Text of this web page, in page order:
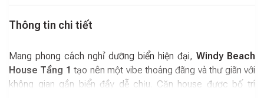
Thông tin chi tiết
Mang phong cách nghỉ dưỡng biển hiện đại, Windy Beach
House Tầng 1 tạo nên một vibe thoáng đãng và thư giãn với
không gian gần biển đầy dễ chịu. Căn house được bố trí